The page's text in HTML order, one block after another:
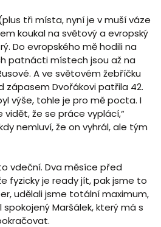
tři místa, nyní je v muší váze
koukal na světový a evropský
Do evropského mě hodili na
patnácti místech jsou až na
A ve světovém žebříčku
Dvořákovi patřila 42.
výše, tohle je pro mě pocta. I
vidět, že se práce vyplácí,“
nemluví, že on vyhrál, ale tým
vdeční. Dva měsíce před
fyzicky je ready jít, pak jsme to
udělali jsme totální maximum,
Maršálek, který má s